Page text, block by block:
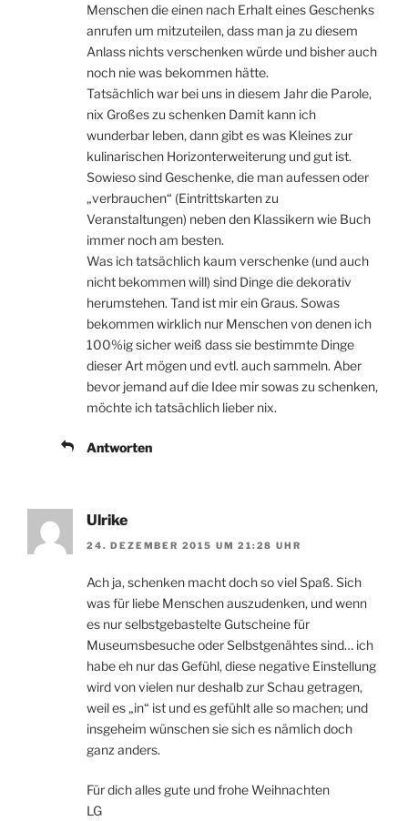
Menschen die einen nach Erhalt eines Geschenks
anrufen um mitzuteilen, dass man ja zu diesem
Anlass nichts verschenken würde und bisher auch
noch nie was bekommen hätte.
Tatsächlich war bei uns in diesem Jahr die Parole,
nix Großes zu schenken Damit kann ich
wunderbar leben, dann gibt es was Kleines zur
kulinarischen Horizonterweiterung und gut ist.
Sowieso sind Geschenke, die man aufessen oder
„verbrauchen“ (Eintrittskarten zu
Veranstaltungen) neben den Klassikern wie Buch
immer noch am besten.
Was ich tatsächlich kaum verschenke (und auch
nicht bekommen will) sind Dinge die dekorativ
herumstehen. Tand ist mir ein Graus. Sowas
bekommen wirklich nur Menschen von denen ich
100%ig sicher weiß dass sie bestimmte Dinge
dieser Art mögen und evtl. auch sammeln. Aber
bevor jemand auf die Idee mir sowas zu schenken,
möchte ich tatsächlich lieber nix.
Antworten
Ulrike
24. DEZEMBER 2015 UM 21:28 UHR
Ach ja, schenken macht doch so viel Spaß. Sich
was für liebe Menschen auszudenken, und wenn
es nur selbstgebastelte Gutscheine für
Museumsbesuche oder Selbstgenähtes sind… ich
habe eh nur das Gefühl, diese negative Einstellung
wird von vielen nur deshalb zur Schau getragen,
weil es „in“ ist und es gefühlt alle so machen; und
insgeheim wünschen sie sich es nämlich doch
ganz anders.
Für dich alles gute und frohe Weihnachten
LG